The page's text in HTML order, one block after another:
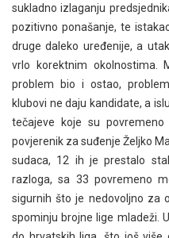
sukladno izlaganju
pozitivno ponašanje, te
druge daleko uređenije, a
vrlo korektnim okolnostima.
problem bio i ostao,
klubovi ne daju kandidate, a
tečajeve koje su
povjerenik za suđenje Željko
sudaca, 12 ih je prestalo
razloga, sa 33 povremeno
sigurnih što je nedovoljno za
spominju brojne lige mladeži.